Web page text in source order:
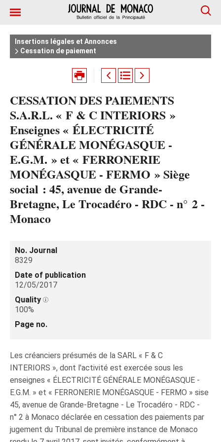
Insertions légales et Annonces
Cessation de paiement
CESSATION DES PAIEMENTS
S.A.R.L. « F & C INTERIORS »
Enseignes « ÉLECTRICITÉ
GÉNÉRALE MONÉGASQUE -
E.G.M. » et « FERRONERIE
MONÉGASQUE - FERMO » Siège
social : 45, avenue de Grande-
Bretagne, Le Trocadéro - RDC - n° 2 -
Monaco
No. Journal
8329
Date of publication
12/05/2017
Quality
100%
Page no.
Les créanciers présumés de la SARL « F & C
INTERIORS », dont l'activité est exercée sous les
enseignes « ÉLECTRICITÉ GÉNÉRALE MONÉGASQUE -
E.G.M. » et « FERRONERIE MONÉGASQUE - FERMO » sise
45, avenue de Grande-Bretagne - Le Trocadéro - RDC -
n° 2 à Monaco déclarée en cessation des paiements par
jugement du Tribunal de première instance de Monaco